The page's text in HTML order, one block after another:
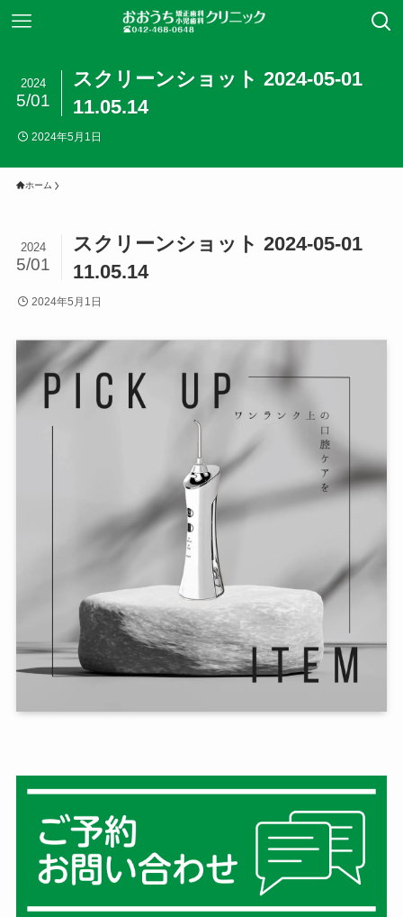
スクリーンショット 2024-05-01
11.05.14
2024
5/01
2024年5月1日
ホーム
スクリーンショット 2024-05-01
11.05.14
2024
5/01
2024年5月1日